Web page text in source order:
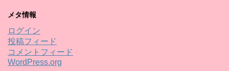
メタ情報
ログイン
投稿フィード
コメントフィード
WordPress.org